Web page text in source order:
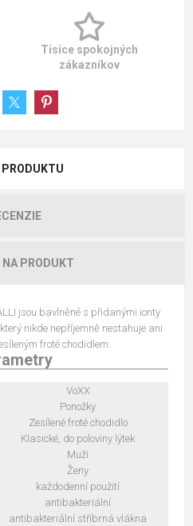
Tisíce spokojných
zákazníkov
PRODUKTU
PRODUKT
jsou bavlněné s přidanými ionty
nikde nepříjemně nestahuje ani
froté chodidlem.
VoXX
Ponožky
Zesílené froté chodidlo
Klasické, do poloviny lýtek
Muži
Ženy
každodenní použití
antibakteriální
antibakteriální stříbrná vlákna